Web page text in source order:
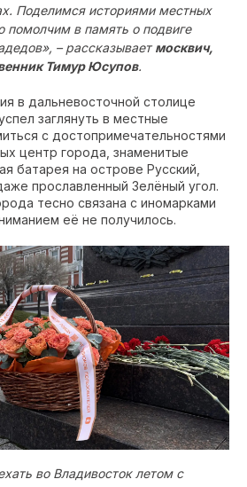
Поделимся историями местных
помолчим в память о подвиге
– рассказываетмосквич,
Тимур Юсупов.
в дальневосточной столице
заглянуть в местные
с достопримечательностями
центр города, знаменитые
батарея на острове Русский,
прославленный Зелёный угол.
тесно связана с иномарками
её не получилось.
во Владивосток летом с